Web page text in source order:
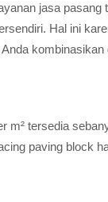
jasa pasang
Hal ini
kombinasikan
m² tersedia
paving block